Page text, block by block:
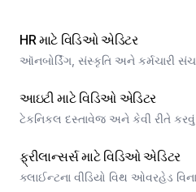
HR માટે વિડિઓ એડિટર
ઑનબોર્ડિંગ, સંસ્કૃતિ અને કર્મચારી
આઇટી માટે વિડિઓ એડિટર
ટેકનિકલ દસ્તાવેજ અને કેવી રીતે
ફ્રીલાન્સર્સ માટે વિડિઓ એડિટર
ક્લાઈન્ટના વીડિયો વિથ ઓવરહેડ વિના